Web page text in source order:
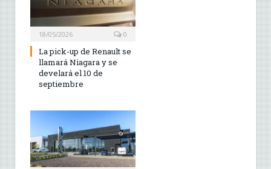
18/05/2026 0
La pick-up de Renault se
llamará Niagara y se
develará el 10 de
septiembre